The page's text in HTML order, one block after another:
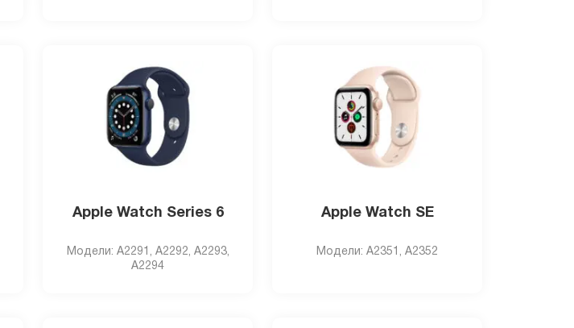
Apple Watch Series 6
Модели: A2291, A2292, A2293,
A2294
Apple Watch SE
Модели: A2351, А2352